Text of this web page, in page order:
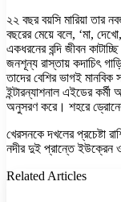
২২ বছর বয়সি মারিয়া তার
বছরের মেয়ে বলে, ‘মা,
একধরনের বন্দি জীবন
জনশূন্য রাস্তায় কদাচিৎ
তাদের বেশির ভাগই
ইন্টারন্যাশনাল এইডের
অনুসরণ করে। শহরে
খেরসনকে দখলের প্রচেষ্টা
নদীর দুই প্রান্তে ইউক্রেন
Related Articles